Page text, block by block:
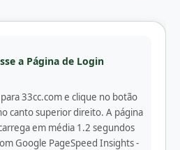
a Página de Login
33cc.com e clique no botão
canto superior direito. A página
em média 1.2 segundos
Google PageSpeed Insights -